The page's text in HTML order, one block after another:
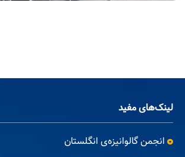
لینک‌های مفید
انجمن گالوانیزه‌ی انگلستان